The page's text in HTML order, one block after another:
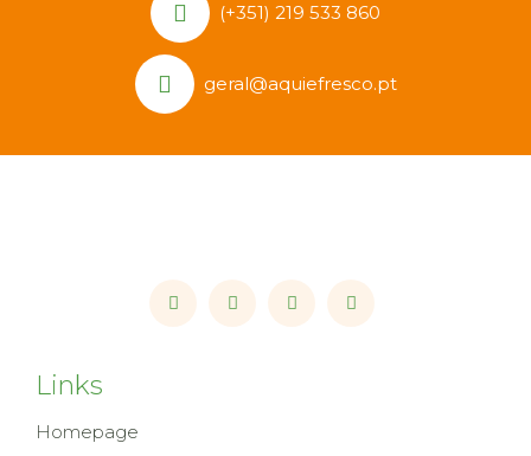
(+351) 219 533 860
geral@aquiefresco.pt
Links
Homepage